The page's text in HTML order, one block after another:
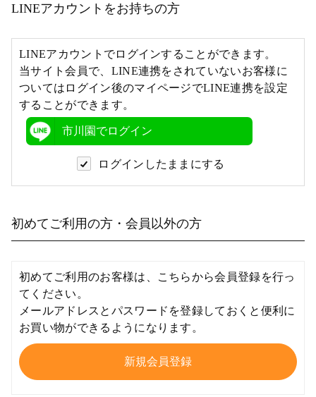
LINEアカウントをお持ちの方
LINEアカウントでログインすることができます。
当サイト会員で、LINE連携をされていないお客様に
ついてはログイン後のマイページでLINE連携を設定
することができます。
市川園でログイン
ログインしたままにする
初めてご利用の方・会員以外の方
初めてご利用のお客様は、こちらから会員登録を行っ
てください。
メールアドレスとパスワードを登録しておくと便利に
お買い物ができるようになります。